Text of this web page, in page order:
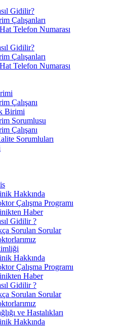
Gidilir?
Çalışanları
Telefon Numarası
Gidilir?
Çalışanları
Telefon Numarası
Çalışanı
Birimi
Sorumlusu
Çalışanı
Sorumluları
Hakkında
Çalışma Programı
Haber
Gidilir ?
Sorulan Sorular
Hakkında
Çalışma Programı
Haber
Gidilir ?
Sorulan Sorular
ve Hastalıkları
Hakkında